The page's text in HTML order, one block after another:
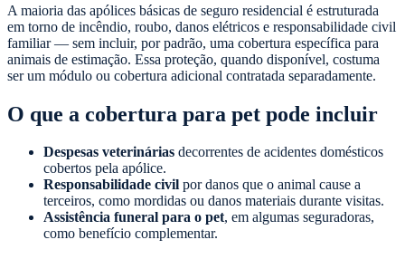
A maioria das apólices básicas de seguro residencial é estruturada
em torno de incêndio, roubo, danos elétricos e responsabilidade civil
familiar — sem incluir, por padrão, uma cobertura específica para
animais de estimação. Essa proteção, quando disponível, costuma
ser um módulo ou cobertura adicional contratada separadamente.
O que a cobertura para pet pode incluir
Despesas veterinárias decorrentes de acidentes domésticos
cobertos pela apólice.
Responsabilidade civil por danos que o animal cause a
terceiros, como mordidas ou danos materiais durante visitas.
Assistência funeral para o pet, em algumas seguradoras,
como benefício complementar.